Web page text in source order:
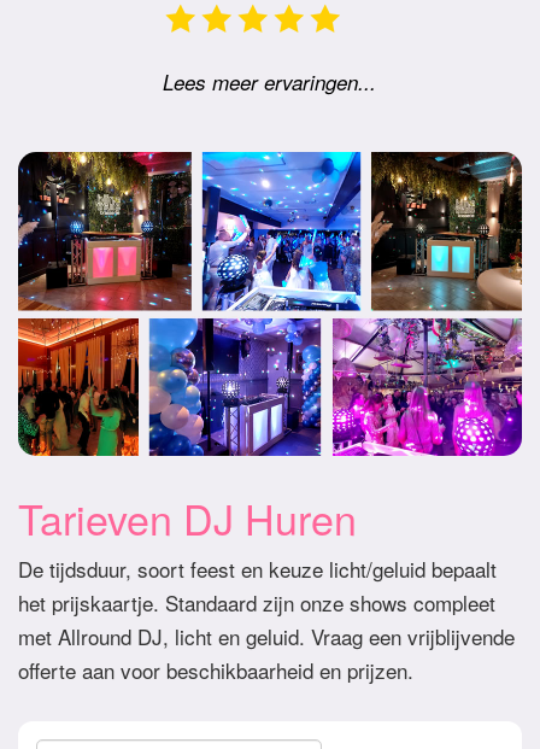
Lees meer ervaringen...
Tarieven DJ Huren
De tijdsduur, soort feest en keuze licht/geluid bepaalt
het prijskaartje. Standaard zijn onze shows compleet
met Allround DJ, licht en geluid. Vraag een vrijblijvende
offerte aan voor beschikbaarheid en prijzen.